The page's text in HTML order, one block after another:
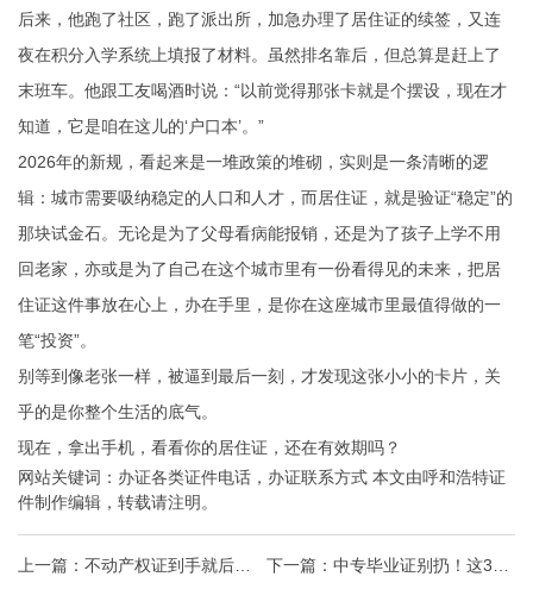
后来，他跑了社区，跑了派出所，加急办理了居住证的续签，又连
夜在积分入学系统上填报了材料。虽然排名靠后，但总算是赶上了
末班车。他跟工友喝酒时说：“以前觉得那张卡就是个摆设，现在才
知道，它是咱在这儿的‘户口本’。”
2026年的新规，看起来是一堆政策的堆砌，实则是一条清晰的逻
辑：城市需要吸纳稳定的人口和人才，而居住证，就是验证“稳定”的
那块试金石。无论是为了父母看病能报销，还是为了孩子上学不用
回老家，亦或是为了自己在这个城市里有一份看得见的未来，把居
住证这件事放在心上，办在手里，是你在这座城市里最值得做的一
笔“投资”。
别等到像老张一样，被逼到最后一刻，才发现这张小小的卡片，关
乎的是你整个生活的底气。
现在，拿出手机，看看你的居住证，还在有效期吗？
网站关键词： 办证各类证件电话 ， 办证联系方式 本文由呼和浩特证
件制作编辑，转载请注明。
上一篇： 不动产权证到手就后 下一篇： 中专毕业证别扔！这3个